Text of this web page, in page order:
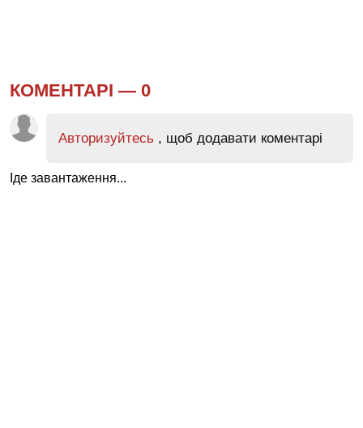
КОМЕНТАРІ — 0
Авторизуйтесь , щоб додавати коментарі
Іде завантаження...